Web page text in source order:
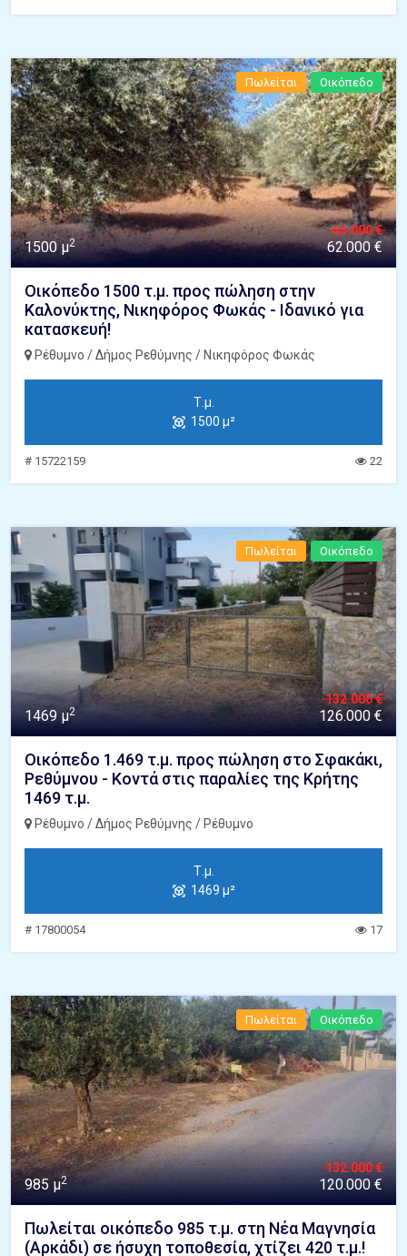
Πωλείται Οικόπεδο
1500 μ2
66.000 €
62.000 €
Οικόπεδο 1500 τ.μ. προς πώληση στην
Καλονύκτης, Νικηφόρος Φωκάς - Ιδανικό για
κατασκευή!
Ρέθυμνο / Δήμος Ρεθύμνης / Νικηφόρος Φωκάς
Τ.μ.
1500 μ²
# 15722159 22
Πωλείται Οικόπεδο
1469 μ2
132.000 €
126.000 €
Οικόπεδο 1.469 τ.μ. προς πώληση στο Σφακάκι,
Ρεθύμνου - Κοντά στις παραλίες της Κρήτης
1469 τ.μ.
Ρέθυμνο / Δήμος Ρεθύμνης / Ρέθυμνο
Τ.μ.
1469 μ²
# 17800054 17
Πωλείται Οικόπεδο
985 μ2
132.000 €
120.000 €
Πωλείται οικόπεδο 985 τ.μ. στη Νέα Μαγνησία
(Αρκάδι) σε ήσυχη τοποθεσία, χτίζει 420 τ.μ.!